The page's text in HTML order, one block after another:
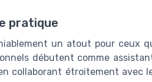
pratique
un atout pour ceux
débutent comme
collaborant étroitement avec